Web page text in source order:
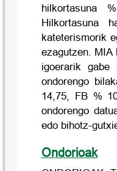
hilkortasuna
Hilkortasuna
kateterismorik
ezagutzen. MIA
igoerarik gabe
ondorengo
14,75, FB %
ondorengo
edo bihotz-
Ondorioak